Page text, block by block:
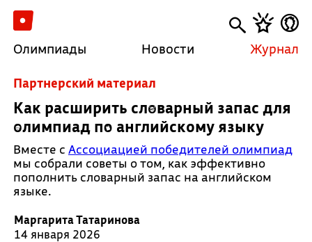
Олимпиады Новости Журнал
Партнерский материал
Как расширить словарный запас для
олимпиад по английскому языку
Вместе с Ассоциацией победителей олимпиад
мы собрали советы о том, как эффективно
пополнить словарный запас на английском
языке.
Маргарита Татаринова
14 января 2026